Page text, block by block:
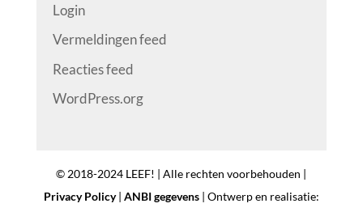
Login
Vermeldingen feed
Reacties feed
WordPress.org
© 2018-2024 LEEF! | Alle rechten voorbehouden |
Privacy Policy| ANBI gegevens| Ontwerp en realisatie: